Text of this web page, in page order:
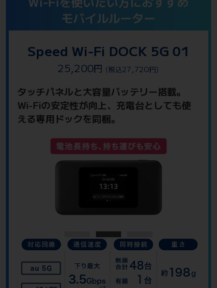
モバイルルーター
Speed Wi-Fi DOCK 5G 01
25,200円 (税込27,720円)
タッチパネルと大容量バッテリー搭載。
Wi-Fiの安定性が向上、充電台としても使
える専用ドックを同梱。